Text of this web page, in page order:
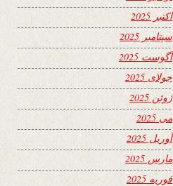
اکتبر 2025
سپتامبر 2025
آگوست 2025
جولای 2025
ژوئن 2025
می 2025
آوریل 2025
مارس 2025
فوریه 2025